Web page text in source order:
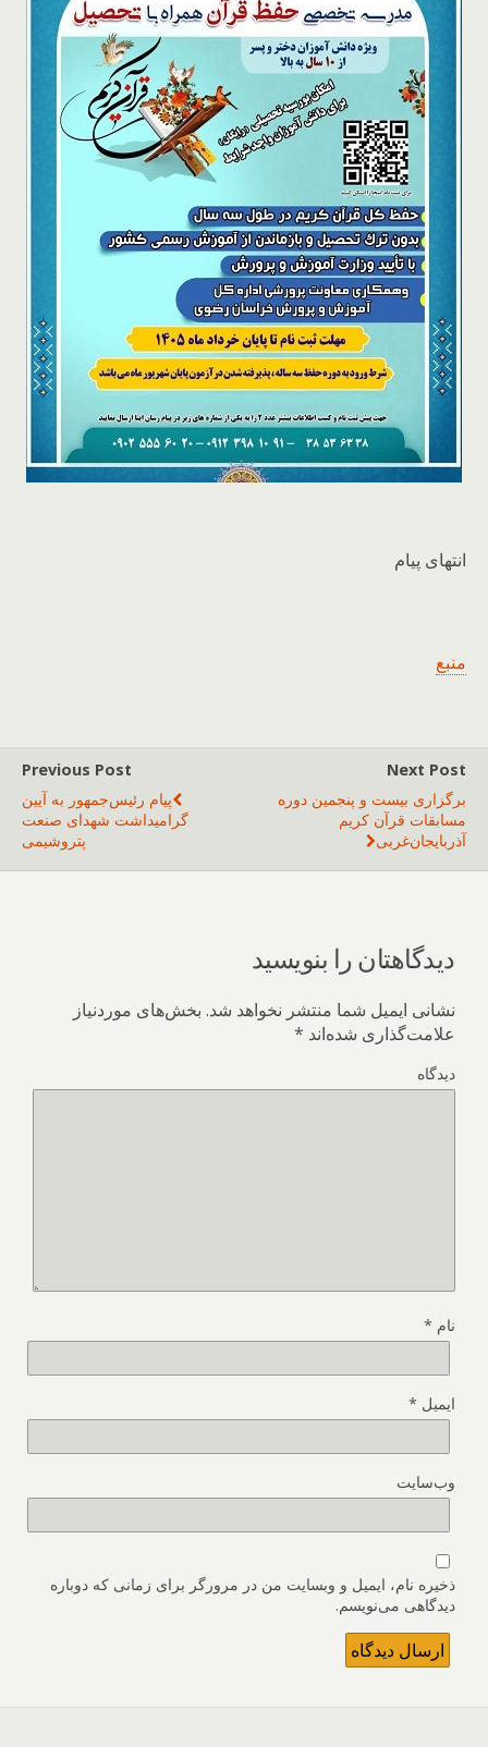
انتهای پیام
منبع
Previous Post
پیام رئیس‌جمهور به آیین
گرامیداشت شهدای صنعت
پتروشیمی
Next Post
برگزاری بیست و‌ پنجمین دوره
مسابقات قرآن کریم
آذربایجان‌غربی
دیدگاهتان را بنویسید
نشانی ایمیل شما منتشر نخواهد شد. بخش‌های موردنیاز
علامت‌گذاری شده‌اند *
دیدگاه
نام *
ایمیل *
وب‌سایت
ذخیره نام، ایمیل و وبسایت من در مرورگر برای زمانی که دوباره
دیدگاهی می‌نویسم.